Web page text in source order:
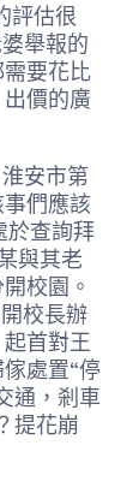
評估很
舉報的
要花比
價的廣
安市第
們應該
於查詢拜
與其老
校園。
校長辦
首對王
處置“停
通，剎車
提花崩